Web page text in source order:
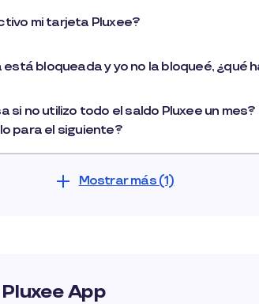
mi tarjeta Pluxee?
bloqueada y yo no la bloqueé, ¿qué
si no utilizo todo el saldo Pluxee un mes?
para el siguiente?
Mostrar más (1)
App